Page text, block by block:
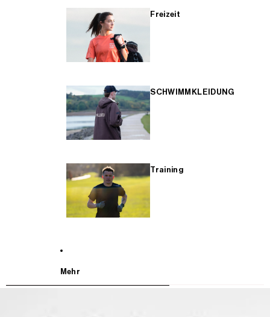
Freizeit
SCHWIMMKLEIDUNG
Training
Mehr
WEITER ZU DEN PRODUKTINFORMATIONEN